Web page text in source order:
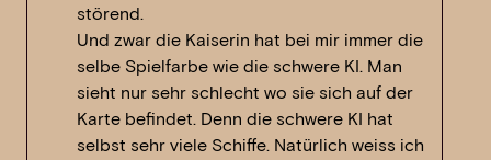
störend.
Und zwar die Kaiserin hat bei mir immer die
selbe Spielfarbe wie die schwere KI. Man
sieht nur sehr schlecht wo sie sich auf der
Karte befindet. Denn die schwere KI hat
selbst sehr viele Schiffe. Natürlich weiss ich